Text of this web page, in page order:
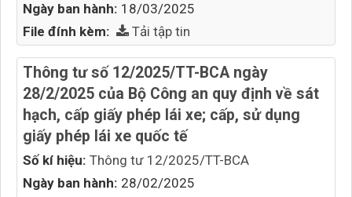
Ngày ban hành: 18/03/2025
File đính kèm: Tải tập tin
Số kí hiệu: Thông tư 12/2025/TT-BCA
Ngày ban hành: 28/02/2025
Thông tư số 12/2025/TT-BCA ngày
28/2/2025 của Bộ Công an quy định về sát
hạch, cấp giấy phép lái xe; cấp, sử dụng
giấy phép lái xe quốc tế